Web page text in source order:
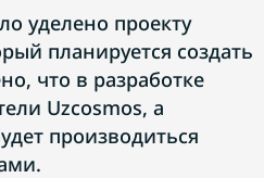
уделено проекту
планируется создать
что в разработке
Uzcosmos, а
производиться